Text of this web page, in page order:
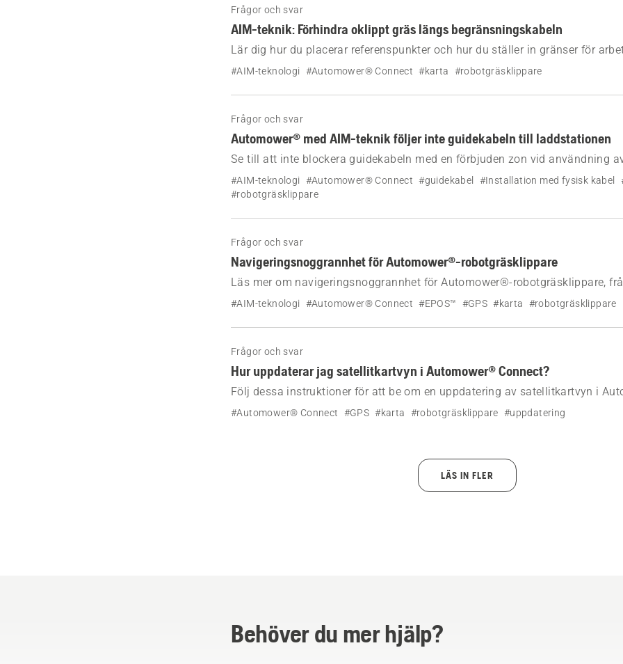
Frågor och svar
AIM-teknik: Förhindra oklippt gräs längs begränsningskabeln
Lär dig hur du placerar referenspunkter och hur du ställer in gränser för
AIM-teknik i din installation med begränsningskabel för att säkerställa exakt
#AIM-teknologi #Automower® Connect #karta #robotgräsklippare
Frågor och svar
Automower® med AIM-teknik följer inte guidekabeln till laddstationen
Se till att inte blockera guidekabeln med en förbjuden zon vid användning
#AIM-teknologi #Automower® Connect #guidekabel #Installation med fysisk kabel
#robotgräsklippare
Frågor och svar
Navigeringsnoggrannhet för Automower®-robotgräsklippare
Läs mer om navigeringsnoggrannhet för Automower®-robotgräsklippare,
navigering och AIM-teknik till EPOS™-teknik.
#AIM-teknologi #Automower® Connect #EPOS™ #GPS #karta #robotgräsklippare
Frågor och svar
Hur uppdaterar jag satellitkartvyn i Automower® Connect?
Följ dessa instruktioner för att be om en uppdatering av satellitkartvyn i
Connect om kartan är gammal eller felaktig.
#Automower® Connect #GPS #karta #robotgräsklippare #uppdatering
LÄS IN FLER
Behöver du mer hjälp?